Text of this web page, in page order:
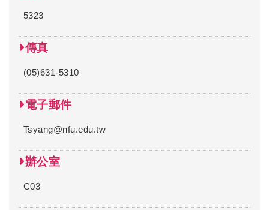
5323
傳真
(05)631-5310
電子郵件
Tsyang@nfu.edu.tw
辦公室
C03